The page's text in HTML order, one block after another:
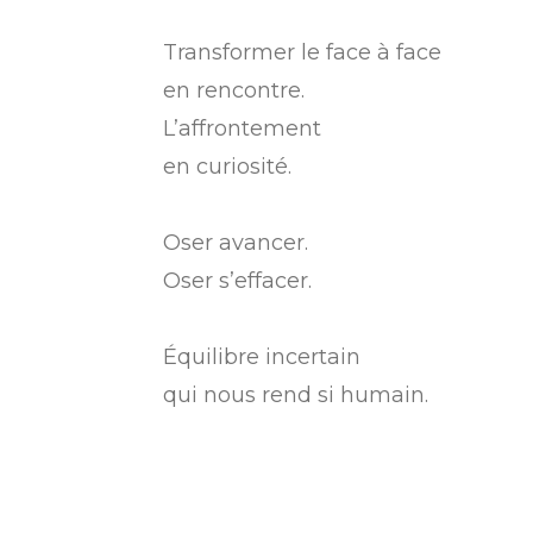
Transformer le face à face
en rencontre.
L’affrontement
en curiosité.
Oser avancer.
Oser s’effacer.
Équilibre incertain
qui nous rend si humain.